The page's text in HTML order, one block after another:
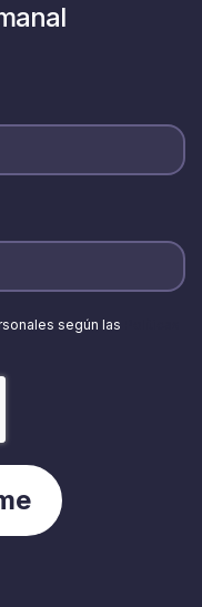
según las